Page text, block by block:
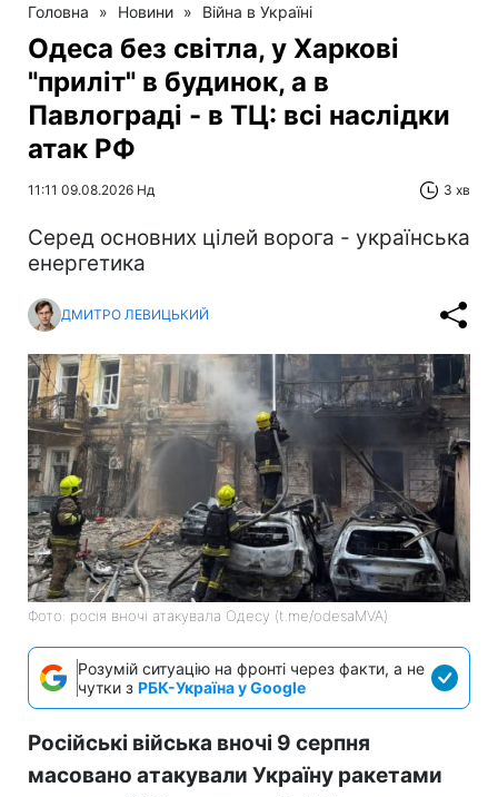
Головна » Новини » Війна в Україні
Одеса без світла, у Харкові
"приліт" в будинок, а в
Павлограді - в ТЦ: всі наслідки
атак РФ
11:11 09.08.2026 Нд 3 хв
Серед основних цілей ворога - українська
енергетика
ДМИТРО ЛЕВИЦЬКИЙ
Фото: росія вночі атакувала Одесу (t.me/odesaMVA)
Розумій ситуацію на фронті через факти, а не
чутки з РБК-Україна у Google
Російські війська вночі 9 серпня
масовано атакували Україну ракетами